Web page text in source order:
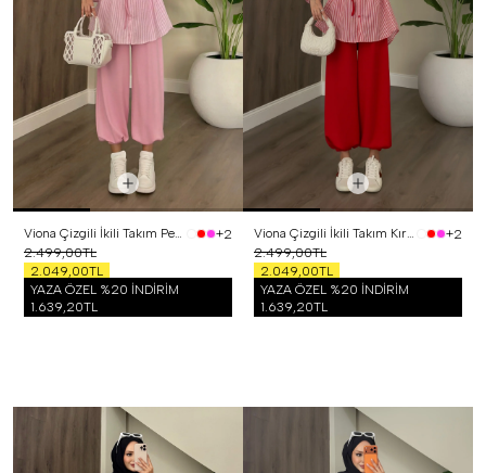
Viona Çizgili İkili Takım Pembe
+2
2.499,00TL
2.049,00TL
YAZA ÖZEL %20 İNDİRİM
1.639,20TL
Viona Çizgili İkili Takım Kırmızı
+2
2.499,00TL
2.049,00TL
YAZA ÖZEL %20 İNDİRİM
1.639,20TL